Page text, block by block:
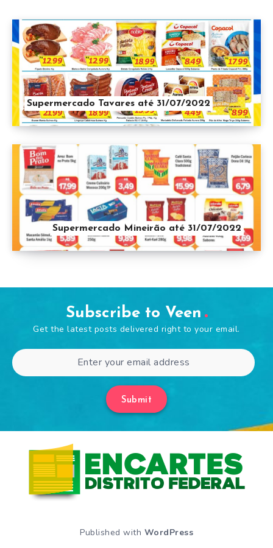
Supermercado Tavares até 31/07/2022
Supermercado Mineirão até 31/07/2022
Subscribe to Veen
Get the latest posts delivered right to your email.
Submit
Published with WordPress